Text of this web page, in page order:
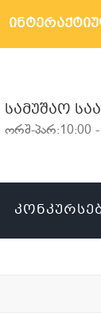
ᲡᲐᲛᲣᲨᲐᲝ
ორშ-პარ:10:00 -